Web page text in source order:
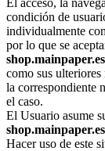
condición de
individualmente
por lo que se
shop.mainpaper.es
como sus
la correspondiente
el caso.
El Usuario asume
shop.mainpaper.es
Hacer uso de este